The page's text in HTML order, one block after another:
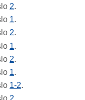
2.
1.
2.
1.
2.
1.
1-2.